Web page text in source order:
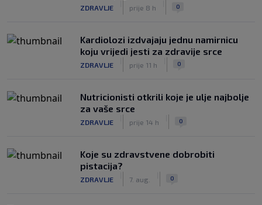
ZDRAVLJE prije 8 h 0
Kardiolozi izdvajaju jednu namirnicu
koju vrijedi jesti za zdravije srce
ZDRAVLJE prije 11 h 0
Nutricionisti otkrili koje je ulje najbolje
za vaše srce
ZDRAVLJE prije 14 h 0
Koje su zdravstvene dobrobiti
pistacija?
ZDRAVLJE 7. aug. 0